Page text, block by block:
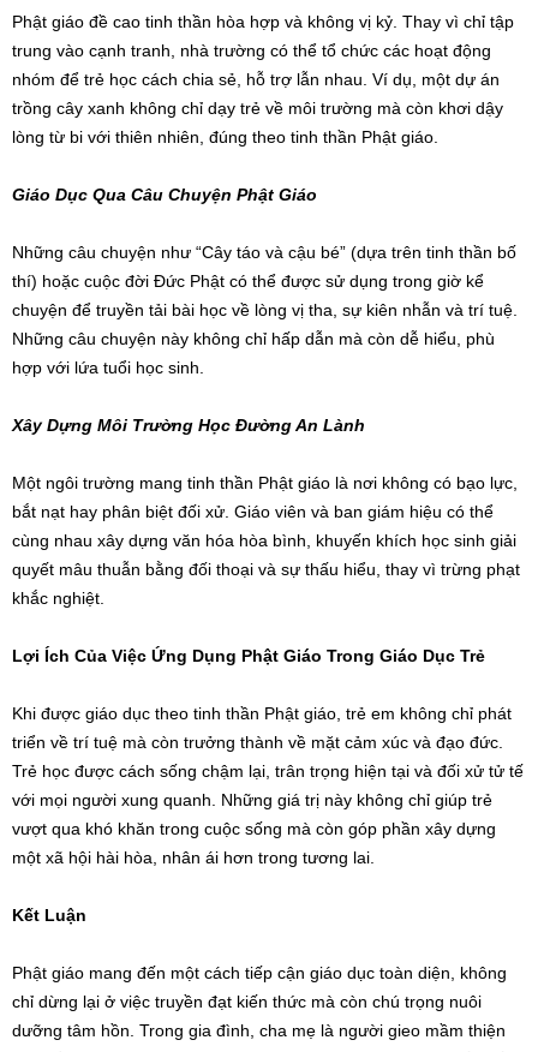
Phật giáo đề cao tinh thần hòa hợp và không vị kỷ. Thay vì chỉ tập
trung vào cạnh tranh, nhà trường có thể tổ chức các hoạt động
nhóm để trẻ học cách chia sẻ, hỗ trợ lẫn nhau. Ví dụ, một dự án
trồng cây xanh không chỉ dạy trẻ về môi trường mà còn khơi dậy
lòng từ bi với thiên nhiên, đúng theo tinh thần Phật giáo.
Giáo Dục Qua Câu Chuyện Phật Giáo
Những câu chuyện như “Cây táo và cậu bé” (dựa trên tinh thần bố
thí) hoặc cuộc đời Đức Phật có thể được sử dụng trong giờ kể
chuyện để truyền tải bài học về lòng vị tha, sự kiên nhẫn và trí tuệ.
Những câu chuyện này không chỉ hấp dẫn mà còn dễ hiểu, phù
hợp với lứa tuổi học sinh.
Xây Dựng Môi Trường Học Đường An Lành
Một ngôi trường mang tinh thần Phật giáo là nơi không có bạo lực,
bắt nạt hay phân biệt đối xử. Giáo viên và ban giám hiệu có thể
cùng nhau xây dựng văn hóa hòa bình, khuyến khích học sinh giải
quyết mâu thuẫn bằng đối thoại và sự thấu hiểu, thay vì trừng phạt
khắc nghiệt.
Lợi Ích Của Việc Ứng Dụng Phật Giáo Trong Giáo Dục Trẻ
Khi được giáo dục theo tinh thần Phật giáo, trẻ em không chỉ phát
triển về trí tuệ mà còn trưởng thành về mặt cảm xúc và đạo đức.
Trẻ học được cách sống chậm lại, trân trọng hiện tại và đối xử tử tế
với mọi người xung quanh. Những giá trị này không chỉ giúp trẻ
vượt qua khó khăn trong cuộc sống mà còn góp phần xây dựng
một xã hội hài hòa, nhân ái hơn trong tương lai.
Kết Luận
Phật giáo mang đến một cách tiếp cận giáo dục toàn diện, không
chỉ dừng lại ở việc truyền đạt kiến thức mà còn chú trọng nuôi
dưỡng tâm hồn. Trong gia đình, cha mẹ là người gieo mầm thiện